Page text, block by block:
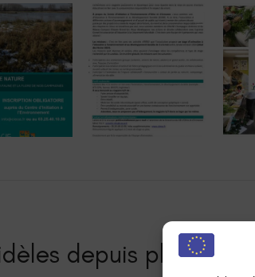
depuis plusieurs